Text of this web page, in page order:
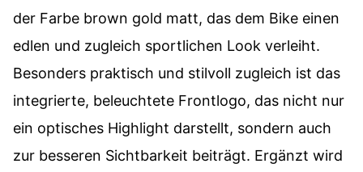
der Farbe brown gold matt, das dem Bike einen
edlen und zugleich sportlichen Look verleiht.
Besonders praktisch und stilvoll zugleich ist das
integrierte, beleuchtete Frontlogo, das nicht nur
ein optisches Highlight darstellt, sondern auch
zur besseren Sichtbarkeit beiträgt. Ergänzt wird